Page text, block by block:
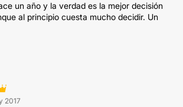
un año y la verdad es la mejor decisión
al principio cuesta mucho decidir. Un
2017